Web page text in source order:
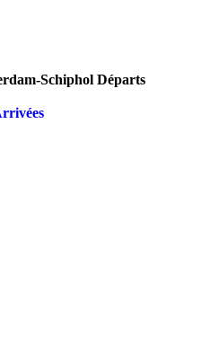
Schiphol Départs